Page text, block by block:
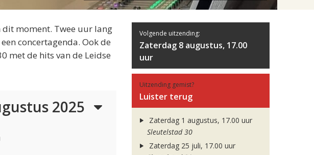
moment. Twee uur lang
concertagenda. Ook de
met de hits van de Leidse
2025
Volgende uitzending:
Zaterdag 8 augustus, 17.00
uur
Uitzending gemist?
Luister terug
Zaterdag 1 augustus, 17.00 uur
Sleutelstad 30
Zaterdag 25 juli, 17.00 uur